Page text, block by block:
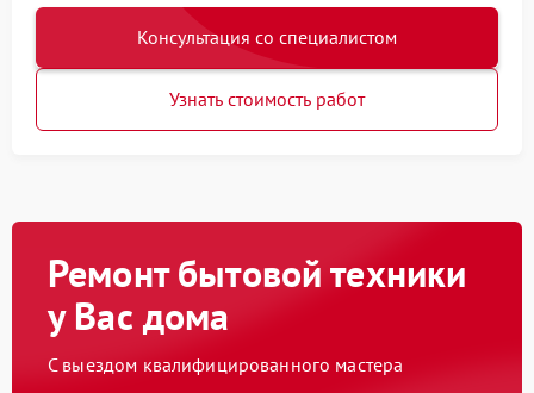
Консультация со специалистом
Узнать стоимость работ
Ремонт бытовой техники
у Вас дома
С выездом квалифицированного мастера